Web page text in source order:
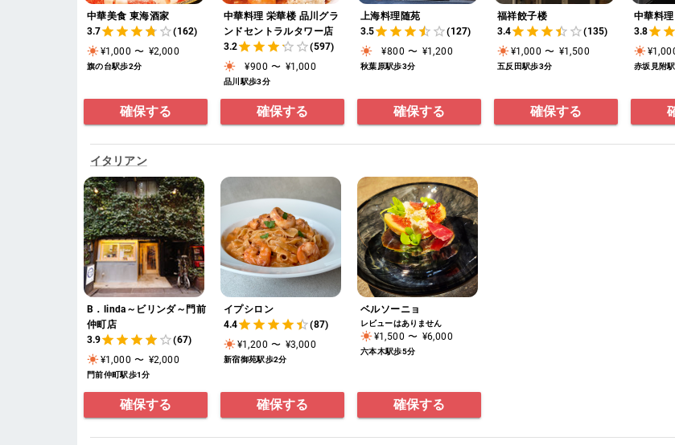
中華美食 東海酒家
3.7
(162)
¥1,000 〜 ¥2,000
旗の台駅歩2分
確保する
中華料理 栄華楼 品川グラ
ンドセントラルタワー店
3.2
(597)
¥900 〜 ¥1,000
品川駅歩3分
確保する
上海料理随苑
3.5
(127)
¥800 〜 ¥1,200
秋葉原駅歩3分
確保する
福祥餃子楼
3.4
(135)
¥1,000 〜 ¥1,500
五反田駅歩3分
確保する
中華料
3.8
赤坂見附
イタリアン
B．linda～ビリンダ～門前
仲町店
3.9
(67)
¥1,000 〜 ¥2,000
門前仲町駅歩1分
確保する
イプシロン
4.4
(87)
¥1,200 〜 ¥3,000
新宿御苑駅歩2分
確保する
ベルソーニョ
レビューはありません
¥1,500 〜 ¥6,000
六本木駅歩5分
確保する